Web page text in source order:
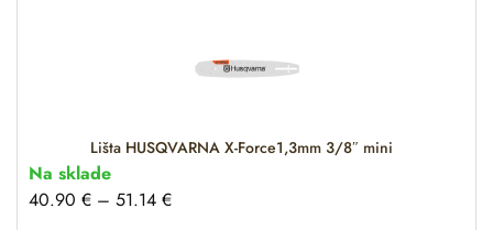
Lišta HUSQVARNA X-Force1,3mm 3/8″ mini
Na sklade
40.90 € – 51.14 €